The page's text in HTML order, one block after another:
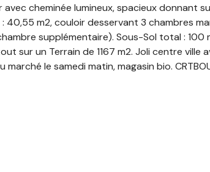
cheminée lumineux, spacieux donnant
m2, couloir desservant 3 chambres
supplémentaire). Sous-Sol total : 100
sur un Terrain de 1167 m2. Joli centre ville
le samedi matin, magasin bio.